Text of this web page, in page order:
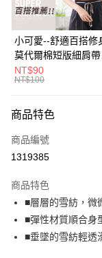
街口支付
悠遊付
Google Pay
全盈+PAY
大哥付你分期
【大哥付你分期使用說
1.本服務由台灣大哥大
流程，驗證手機門號後
成交易。
3.實際核准額度、可分
4.訂單成立30分鐘內，
法說明評估內容。
AFTEE先享後付
【關於「AFTEE先享後
AFTEE先享後付是「
便利好安心！
１．簡單：不需註冊會
２．便利：只要手機號
小可愛--舒適百搭修
莫代爾棉短版細肩帶
色背心(白.黑.灰L-2L)-
U582眼圈熊中大尺碼
NT$90
NT$100
商品特色
商品編號
1319385
商品特色
■層層的雪紡，微
■彈性材質順合身
■垂墜的雪紡輕透